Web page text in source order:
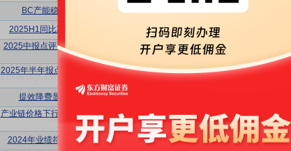
BC产能稳步推进，Q4有望实现扭亏 -
2025H1同比减亏，年内有望实现业绩扭亏 买入
2025中报点评：Q2环比减亏，BC量产逐步推
进
买入 维持
2025年半年报点评：盈利阶段性承压，坚定BC
买入
提效降费显著减亏，BC产品加速渗透
产业链价格下行拖累业绩，2025年BC产品出货
占比有望超25%
买入 维持
2024年业绩符合预期，2025年BC放量可期 买入 维持